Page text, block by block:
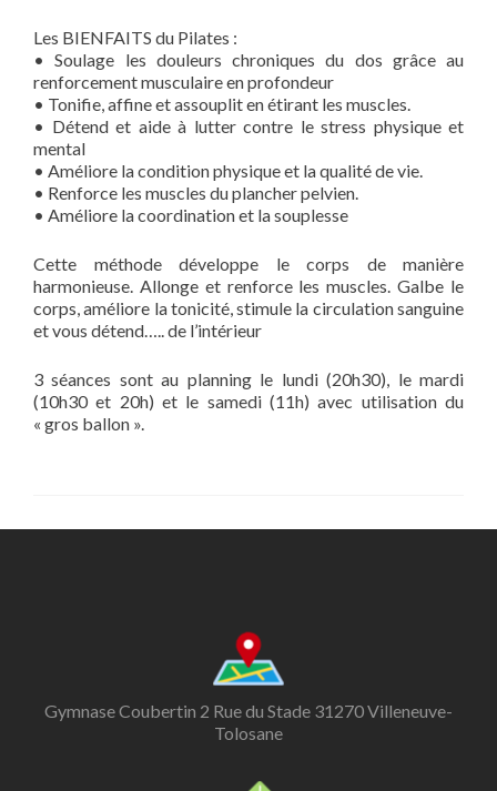
Les BIENFAITS du Pilates :
• Soulage les douleurs chroniques du dos grâce au
renforcement musculaire en profondeur
• Tonifie, affine et assouplit en étirant les muscles.
• Détend et aide à lutter contre le stress physique et
mental
• Améliore la condition physique et la qualité de vie.
• Renforce les muscles du plancher pelvien.
• Améliore la coordination et la souplesse
Cette méthode développe le corps de manière
harmonieuse. Allonge et renforce les muscles. Galbe le
corps, améliore la tonicité, stimule la circulation sanguine
et vous détend….. de l’intérieur
3 séances sont au planning le lundi (20h30), le mardi
(10h30 et 20h) et le samedi (11h) avec utilisation du
« gros ballon ».
Gymnase Coubertin 2 Rue du Stade 31270 Villeneuve-
Tolosane